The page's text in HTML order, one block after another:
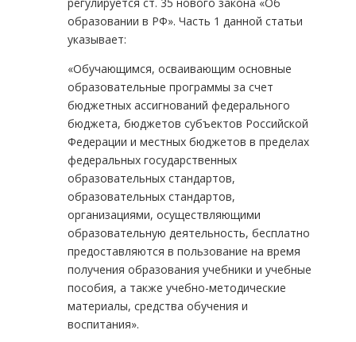
образовании в РФ». Часть 1 данной статьи
указывает:
«Обучающимся, осваивающим основные
образовательные программы за счет
бюджетных ассигнований федерального
бюджета, бюджетов субъектов Российской
Федерации и местных бюджетов в пределах
федеральных государственных
образовательных стандартов,
образовательных стандартов,
организациями, осуществляющими
образовательную деятельность, бесплатно
предоставляются в пользование на время
получения образования учебники и учебные
пособия, а также учебно-методические
материалы, средства обучения и
воспитания».